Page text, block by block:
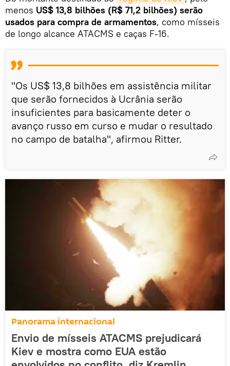
menos US$ 13,8 bilhões (R$ 71,2 bilhões) serão
usados para compra de armamentos, como mísseis
de longo alcance ATACMS e caças F-16.
"Os US$ 13,8 bilhões em assistência militar
que serão fornecidos à Ucrânia serão
insuficientes para basicamente deter o
avanço russo em curso e mudar o resultado
no campo de batalha", afirmou Ritter.
Panorama internacional
Envio de mísseis ATACMS prejudicará
Kiev e mostra como EUA estão